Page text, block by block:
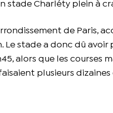
stade Charléty plein à
de Paris,
stade a donc dû avoir
alors que les courses
plusieurs